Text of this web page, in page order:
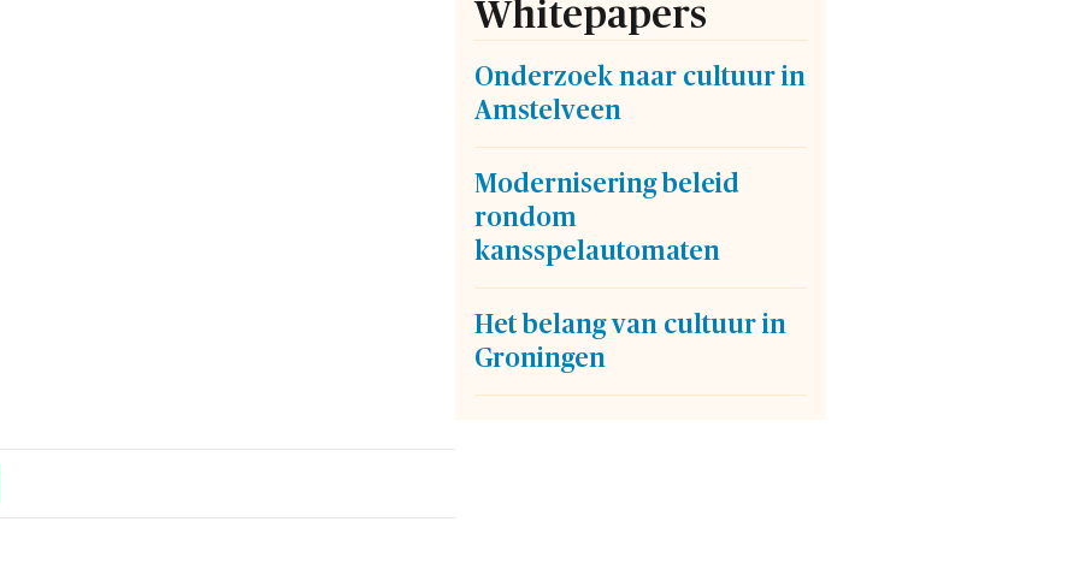
Whitepapers
Onderzoek naar cultuur in
Amstelveen
Modernisering beleid
rondom
kansspelautomaten
Het belang van cultuur in
Groningen